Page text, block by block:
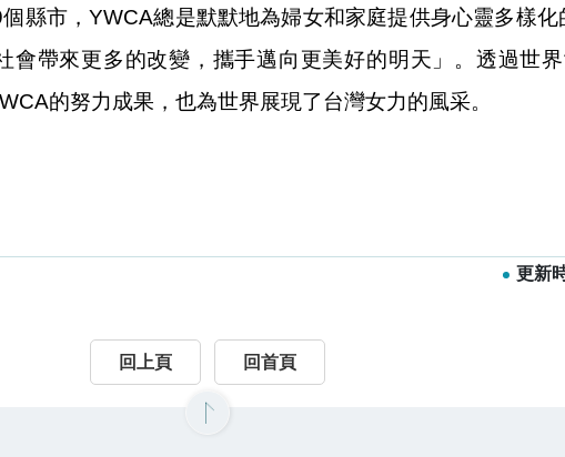
縣市，YWCA總是默默地為婦女和家庭提供身心靈多樣化
會帶來更多的改變，攜手邁向更美好的明天」。透過世
的努力成果，也為世界展現了台灣女力的風采。
更新
回上頁 回首頁